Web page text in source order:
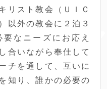
リスト教会（ＵＩＣ
以外の教会に２泊３
なニーズにお応え
合いながら奉仕して
チを通して、互いに
知り、誰かの必要の